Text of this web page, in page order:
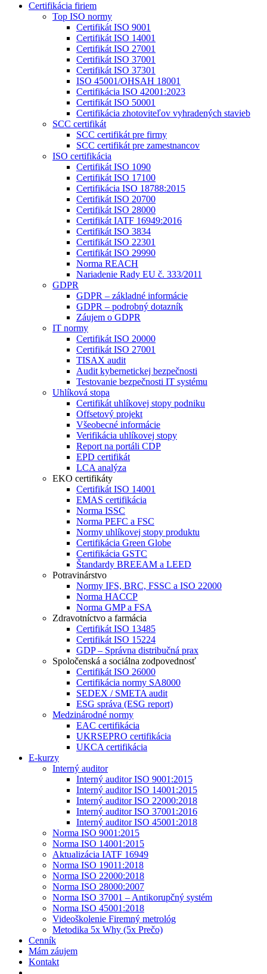
Certifikácia firiem
Top ISO normy
Certifikát ISO 9001
Certifikát ISO 14001
Certifikát ISO 27001
Certifikát ISO 37001
Certifikát ISO 37301
ISO 45001/OHSAH 18001
Certifikácia ISO 42001:2023
Certifikát ISO 50001
Certifikácia zhotoviteľov vyhradených stavieb
SCC certifikát
SCC certifikát pre firmy
SCC certifikát pre zamestnancov
ISO certifikácia
Certifikát ISO 1090
Certifikát ISO 17100
Certifikácia ISO 18788:2015
Certifikát ISO 20700
Certifikát ISO 28000
Certifikát IATF 16949:2016
Certifikát ISO 3834
Certifikát ISO 22301
Certifikát ISO 29990
Norma REACH
Nariadenie Rady EU č. 333/2011
GDPR
GDPR – základné informácie
GDPR – podrobný dotazník
Záujem o GDPR
IT normy
Certifikát ISO 20000
Certifikát ISO 27001
TISAX audit
Audit kybernetickej bezpečnosti
Testovanie bezpečnosti IT systému
Uhlíková stopa
Certifikát uhlíkovej stopy podniku
Offsetový projekt
Všeobecné informácie
Verifikácia uhlíkovej stopy
Report na portáli CDP
EPD certifikát
LCA analýza
EKO certifikáty
Certifikát ISO 14001
EMAS certifikácia
Norma ISSC
Norma PEFC a FSC
Normy uhlíkovej stopy produktu
Certifikácia Green Globe
Certifikácia GSTC
Štandardy BREEAM a LEED
Potravinárstvo
Normy IFS, BRC, FSSC a ISO 22000
Norma HACCP
Norma GMP a FSA
Zdravotníctvo a farmácia
Certifikát ISO 13485
Certifikát ISO 15224
GDP – Správna distribučná prax
Spoločenská a sociálna zodpovednosť
Certifikát ISO 26000
Certifikácia normy SA8000
SEDEX / SMETA audit
ESG správa (ESG report)
Medzinárodné normy
EAC certifikácia
UKRSEPRO certifikácia
UKCA certifikácia
E-kurzy
Interný auditor
Interný auditor ISO 9001:2015
Interný auditor ISO 14001:2015
Interný auditor ISO 22000:2018
Interný auditor ISO 37001:2016
Interný auditor ISO 45001:2018
Norma ISO 9001:2015
Norma ISO 14001:2015
Aktualizácia IATF 16949
Norma ISO 19011:2018
Norma ISO 22000:2018
Norma ISO 28000:2007
Norma ISO 37001 – Antikorupčný systém
Norma ISO 45001:2018
Videoškolenie Firemný metrológ
Metodika 5x Why (5x Prečo)
Cenník
Mám záujem
Kontakt